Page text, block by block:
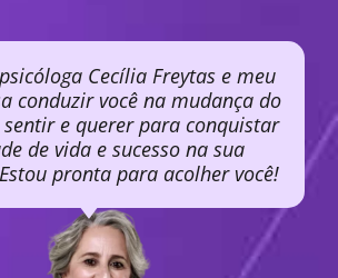
Cecília Freytas e meu
conduzir você na mudança do
sentir e querer para conquistar
de vida e sucesso na sua
pronta para acolher você!